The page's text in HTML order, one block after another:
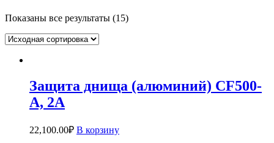
Показаны все результаты (15)
Защита днища (алюминий) CF500-
А, 2А
22,100.00₽ В корзину